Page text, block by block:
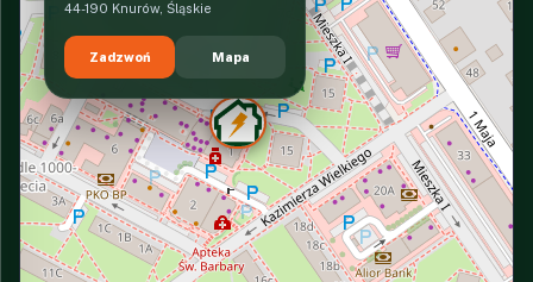
44-190 Knurów, Śląskie
Zadzwoń Mapa